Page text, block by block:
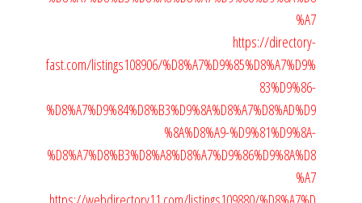
%A7
https://directory-
fast.com/listings108906/%D8%A7%D9%85%D8%A7%D9%
83%D9%86-
%D8%A7%D9%84%D8%B3%D9%8A%D8%A7%D8%AD%D9
%8A%D8%A9-%D9%81%D9%8A-
%D8%A7%D8%B3%D8%A8%D8%A7%D9%86%D9%8A%D8
%A7